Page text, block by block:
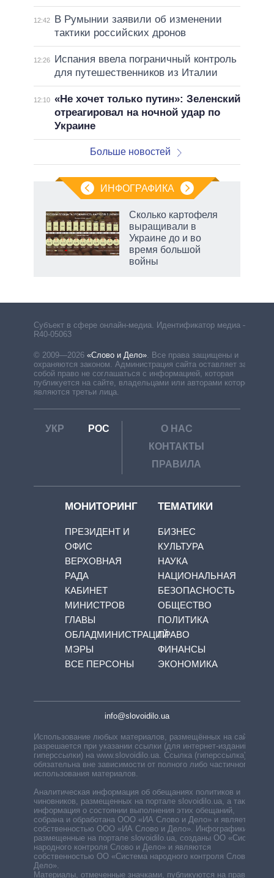
12:42
В Румынии заявили об изменении
тактики российских дронов
12:26
Испания ввела пограничный контроль
для путешественников из Италии
12:10 «Не хочет только путин»: Зеленский
отреагировал на ночной удар по
Украине
Больше новостей
ИНФОГРАФИКА
Сколько картофеля
выращивали в
Украине до и во
время большой
войны
Субъект в сфере онлайн-медиа. Идентификатор медиа –
R40-05063
© 2009—2026 «Слово и Дело». Все права защищены и
охраняются законом. Администрация сайта оставляет за
собой право не соглашаться с информацией, которая
публикуется на сайте, владельцами или авторами которой
являются третьи лица.
УКР РОС
О НАС
КОНТАКТЫ
ПРАВИЛА
МОНИТОРИНГ
ПРЕЗИДЕНТ И
ОФИС
ВЕРХОВНАЯ
РАДА
КАБИНЕТ
МИНИСТРОВ
ГЛАВЫ
ОБЛАДМИНИСТРАЦИЙ
МЭРЫ
ВСЕ ПЕРСОНЫ
ТЕМАТИКИ
БИЗНЕС
КУЛЬТУРА
НАУКА
НАЦИОНАЛЬНАЯ
БЕЗОПАСНОСТЬ
ОБЩЕСТВО
ПОЛИТИКА
ПРАВО
ФИНАНСЫ
ЭКОНОМИКА
info@slovoidilo.ua
Использование любых материалов, размещённых на сайте,
разрешается при указании ссылки (для интернет-изданий —
гиперссылки) на www.slovoidilo.ua. Ссылка (гиперссылка)
обязательна вне зависимости от полного либо частичного
использования материалов.
Аналитическая информация об обещаниях политиков и
чиновников, размещенных на портале slovoidilo.ua, а также
информация о состоянии выполнения этих обещаний,
собрана и обработана ООО «ИА Слово и Дело» и является
собственностью ООО «ИА Слово и Дело». Инфографики,
размещенные на портале slovoidilo.ua, созданы ОО «Система
народного контроля Слово и Дело» и являются
собственностью ОО «Система народного контроля Слово и
Дело».
Материалы, отмеченные значками, публикуются на правах